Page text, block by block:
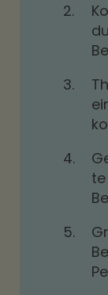
2.
3.
4.
te
5.